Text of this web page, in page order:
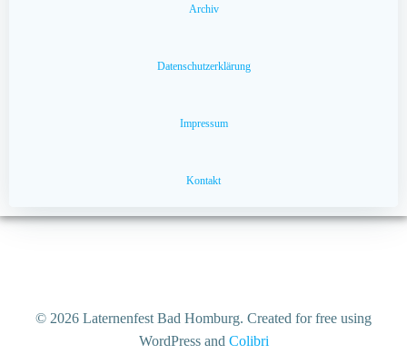
Archiv
Datenschutzerklärung
Impressum
Kontakt
© 2026 Laternenfest Bad Homburg. Created for free using
WordPress and Colibri